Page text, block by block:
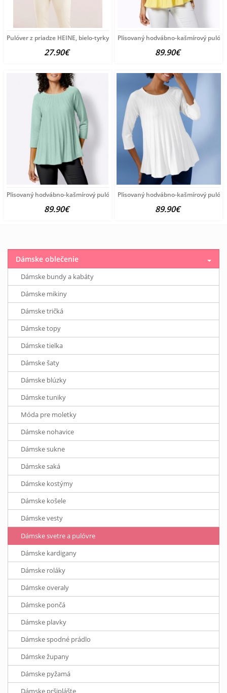
Pulóver z priadze HEINE, bielo-tyrkysový
27.90€
Plisovaný hodvábno-kašmírový
89.90€
Plisovaný hodvábno-kašmírový pulóver vzhľadom Création
89.90€
Plisovaný hodvábno-kašmírový
89.90€
Dámske oblečenie
Dámske bundy a kabáty
Dámske mikiny
Dámske tričká
Dámske topy
Dámske tielka
Dámske šaty
Dámske blúzky
Dámske tuniky
Móda pre moletky
Dámske nohavice
Dámske sukne
Dámske saká
Dámske kostýmy
Dámske košele
Dámske vesty
Dámske svetre a pulóvre
Dámske kardigany
Dámske roláky
Dámske overaly
Dámske pončá
Dámske plavky
Dámske spodné prádlo
Dámske župany
Dámske pyžamá
Dámske pršiplášte